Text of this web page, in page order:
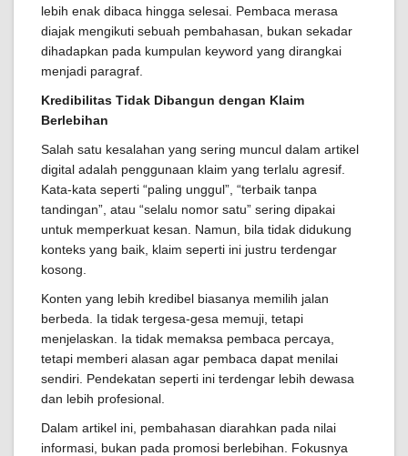
lebih enak dibaca hingga selesai. Pembaca merasa
diajak mengikuti sebuah pembahasan, bukan sekadar
dihadapkan pada kumpulan keyword yang dirangkai
menjadi paragraf.
Kredibilitas Tidak Dibangun dengan Klaim
Berlebihan
Salah satu kesalahan yang sering muncul dalam artikel
digital adalah penggunaan klaim yang terlalu agresif.
Kata-kata seperti “paling unggul”, “terbaik tanpa
tandingan”, atau “selalu nomor satu” sering dipakai
untuk memperkuat kesan. Namun, bila tidak didukung
konteks yang baik, klaim seperti ini justru terdengar
kosong.
Konten yang lebih kredibel biasanya memilih jalan
berbeda. Ia tidak tergesa-gesa memuji, tetapi
menjelaskan. Ia tidak memaksa pembaca percaya,
tetapi memberi alasan agar pembaca dapat menilai
sendiri. Pendekatan seperti ini terdengar lebih dewasa
dan lebih profesional.
Dalam artikel ini, pembahasan diarahkan pada nilai
informasi, bukan pada promosi berlebihan. Fokusnya